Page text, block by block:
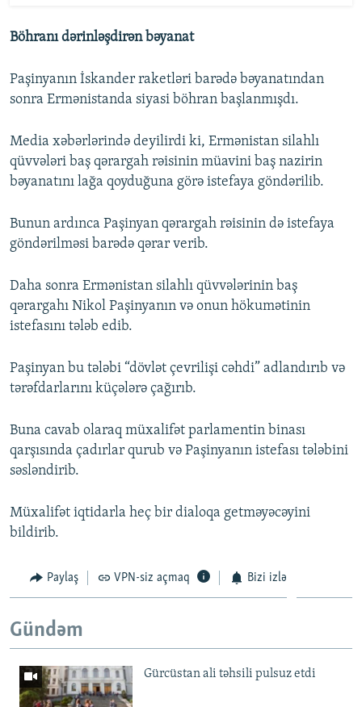
Böhranı dərinləşdirən bəyanat
Paşinyanın İskander raketləri barədə bəyanatından
sonra Ermənistanda siyasi böhran başlanmışdı.
Media xəbərlərində deyilirdi ki, Ermənistan silahlı
qüvvələri baş qərargah rəisinin müavini baş nazirin
bəyanatını lağa qoyduğuna görə istefaya göndərilib.
Bunun ardınca Paşinyan qərargah rəisinin də istefaya
göndərilməsi barədə qərar verib.
Daha sonra Ermənistan silahlı qüvvələrinin baş
qərargahı Nikol Paşinyanın və onun hökumətinin
istefasını tələb edib.
Paşinyan bu tələbi “dövlət çevrilişi cəhdi” adlandırıb və
tərəfdarlarını küçələrə çağırıb.
Buna cavab olaraq müxalifət parlamentin binası
qarşısında çadırlar qurub və Paşinyanın istefası tələbini
səsləndirib.
Müxalifət iqtidarla heç bir dialoqa getməyəcəyini
bildirib.
Paylaş VPN-siz açmaq Bizi izlə
Gündəm
Gürcüstan ali təhsili pulsuz etdi